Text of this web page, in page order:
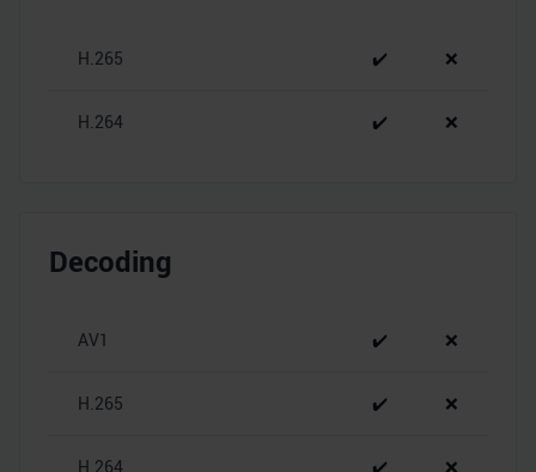
H.265 ✔️ ❌
H.264 ✔️ ❌
Decoding
AV1 ✔️ ❌
H.265 ✔️ ❌
H.264 ✔️ ❌